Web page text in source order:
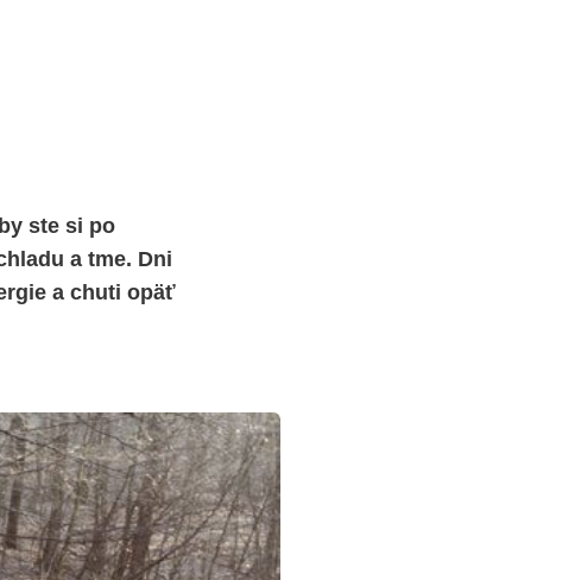
ste si po
a tme. Dni
a chuti opäť